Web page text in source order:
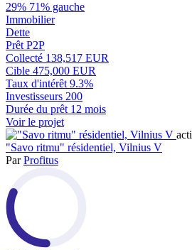
29% 71% gauche
Immobilier
Dette
Prêt P2P
Collecté 138,517 EUR
Cible 475,000 EUR
Taux d'intérêt 9.3%
Investisseurs 200
Durée du prêt 12 mois
Voir le projet
"Savo ritmu" résidentiel, Vilnius V
ParProfitus